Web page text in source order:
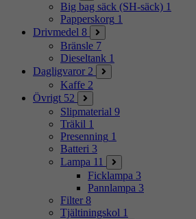
Big bag säck (SH-säck) 1
Papperskorg 1
Drivmedel 8
Bränsle 7
Dieseltank 1
Dagligvaror 2
Kaffe 2
Övrigt 52
Slipmaterial 9
Träkil 1
Presenning 1
Batteri 3
Lampa 11
Ficklampa 3
Pannlampa 3
Filter 8
Tjältiningskol 1